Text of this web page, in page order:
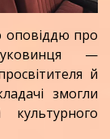
про
—
й
змогли